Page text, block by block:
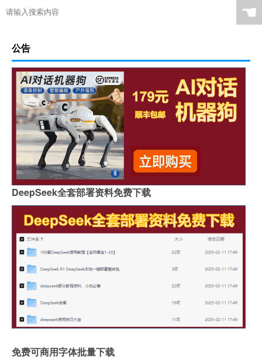
☚
公告
DeepSeek全套部署资料免费下载
免费可商用字体批量下载